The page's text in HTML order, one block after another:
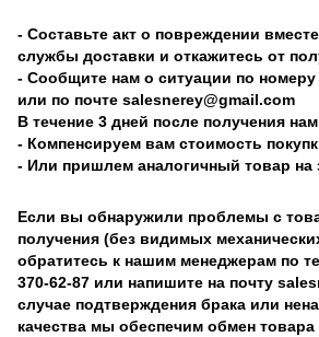
- Составьте акт о повреждении
службы доставки и откажитесь от
- Сообщите нам о ситуации по номеру
или по почте salesnerey@gmail.com
В течение 3 дней после получения
- Компенсируем вам стоимость
- Или пришлем аналогичный товар на
Если вы обнаружили проблемы с
получения (без видимых
обратитесь к нашим менеджерам по
370-62-87 или напишите на почту
случае подтверждения брака или
качества мы обеспечим обмен